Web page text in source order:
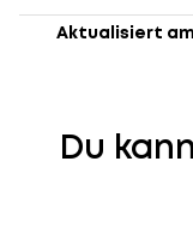
Aktualisiert
Du